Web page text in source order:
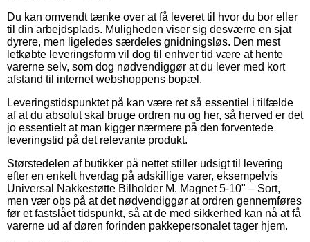
Du kan omvendt tænke over at få leveret til hvor du bor eller
til din arbejdsplads. Muligheden viser sig desværre en sjat
dyrere, men ligeledes særdeles gnidningsløs. Den mest
letkøbte leveringsform vil dog til enhver tid være at hente
varerne selv, som dog nødvendiggør at du lever med kort
afstand til internet webshoppens bopæl.
Leveringstidspunktet på kan være ret så essentiel i tilfælde
af at du absolut skal bruge ordren nu og her, så herved er det
jo essentielt at man kigger nærmere på den forventede
leveringstid på det relevante produkt.
Størstedelen af butikker på nettet stiller udsigt til levering
efter en enkelt hverdag på adskillige varer, eksempelvis
Universal Nakkestøtte Bilholder M. Magnet 5-10" – Sort,
men vær obs på at det nødvendiggør at ordren gennemføres
før et fastslået tidspunkt, så at de med sikkerhed kan nå at få
varerne ud af døren forinden pakkepersonalet tager hjem.